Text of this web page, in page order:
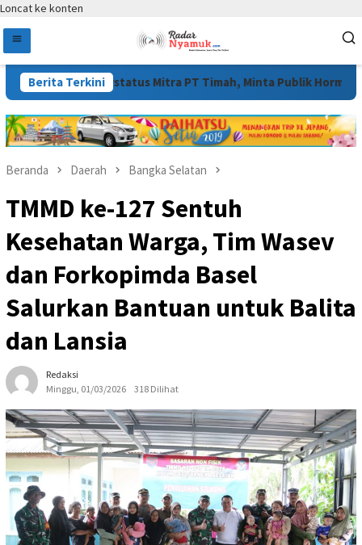
Loncat ke konten
Berita Terkini
Berstatus Mitra PT Timah, Minta Publik Hormati Proses
Beranda Daerah Bangka Selatan
TMMD ke-127 Sentuh
Kesehatan Warga, Tim Wasev
dan Forkopimda Basel
Salurkan Bantuan untuk Balita
dan Lansia
Redaksi
Minggu, 01/03/2026
318 Dilihat